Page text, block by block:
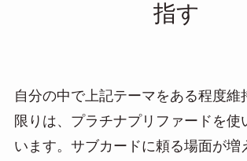
指す
自分の中で上記テーマをある程度維
限りは、プラチナプリファードを使
います。サブカードに頼る場面が増